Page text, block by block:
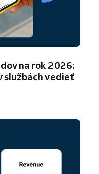
na rok 2026:
službách vedieť